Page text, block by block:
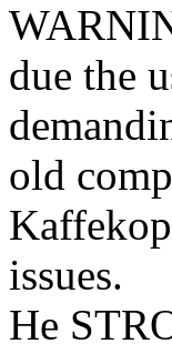
due the
old
issues.
He